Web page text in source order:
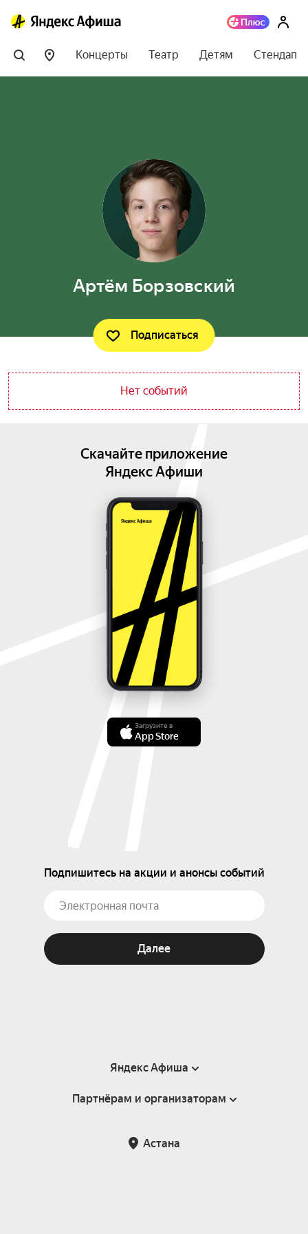
Концерты Театр Детям Стендап
Артём Борзовский
Подписаться
Нет событий
Скачайте приложение
Яндекс Афиши
Загрузите в
App Store
Подпишитесь на акции и анонсы событий
Далее
Яндекс Афиша
Справка
Возврат билетов
Партнёрам и организаторам
Астана